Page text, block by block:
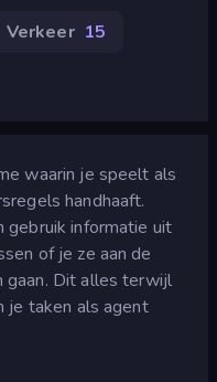
Verkeer 15
waarin je speelt als
handhaaft.
gebruik informatie uit
of je ze aan de
Dit alles terwijl
je taken als agent